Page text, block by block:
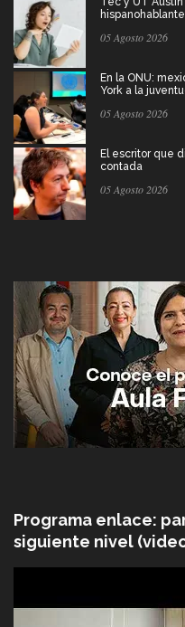
05 Agosto 2026
En la ONU:
York a la
05 Agosto 2026
El escritor que
contada
05 Agosto 2026
Programa enlace:
siguiente nivel